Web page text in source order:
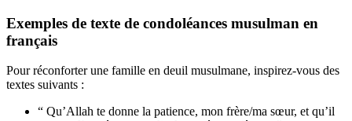
Exemples de texte de condoléances musulman en
français
Pour réconforter une famille en deuil musulmane, inspirez-vous des
textes suivants :
“ Qu’Allah te donne la patience, mon frère/ma sœur, et qu’il